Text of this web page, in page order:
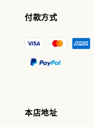
付款方式
本店地址